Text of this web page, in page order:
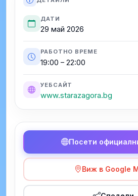
ДАТИ
29 май 2026
РАБОТНО ВРЕМЕ
19:00 – 22:00
УЕБСАЙТ
www.starazagora.bg
Посети
Виж в Google